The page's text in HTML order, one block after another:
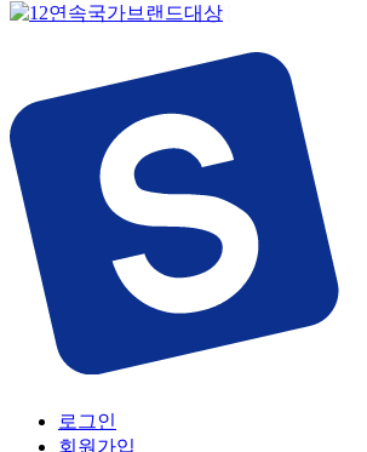
로그인
회원가입